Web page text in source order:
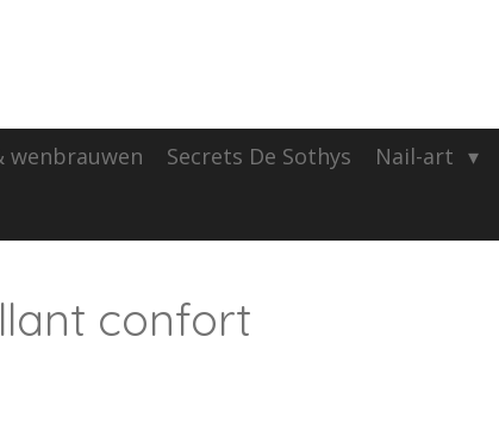
wenbrauwen Secrets De Sothys Nail-art
confort